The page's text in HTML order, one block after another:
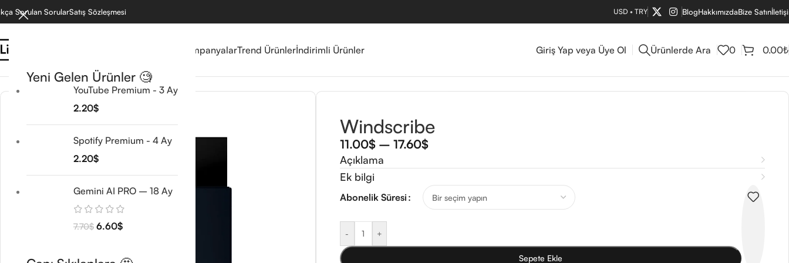
Yeni Gelen Ürünler 🧐
YouTube Premium - 3 Ay
2.20$
Spotify Premium - 4 Ay
2.20$
Gemini AI PRO – 18 Ay
7.70$ 6.60$
Sorulan SorularSatış Sözleşmesi USD •TRY BlogHakkımızdaBize Satın
KampanyalarTrend Ürünlerİndirimli Ürünler Giriş Yap veya Üye Ol Ürünlerde Ara 0 0.00₺
Ana Sayfa Antivirüs & VPN Lisansları VPN Yazılımları
Windscribe
11.00$ – 17.60$
Açıklama
Ek bilgi
Abonelik Süresi
- +
Sepete Ekle